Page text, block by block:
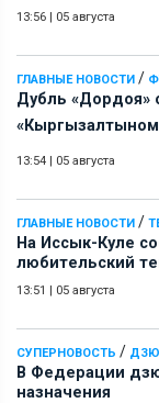
13:56 | 05 августа
ГЛАВНЫЕ НОВОСТИ /
Дубль «Дордоя»
13:54 | 05 августа
ГЛАВНЫЕ НОВОСТИ /
На Иссык-Куле
любительский
13:51 | 05 августа
СУПЕРНОВОСТЬ /
В Федерации
назначения